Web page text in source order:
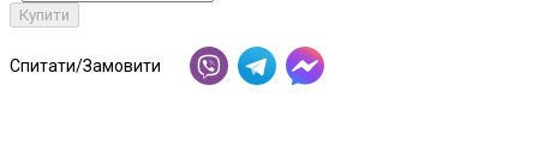
Купити
Спитати/Замовити